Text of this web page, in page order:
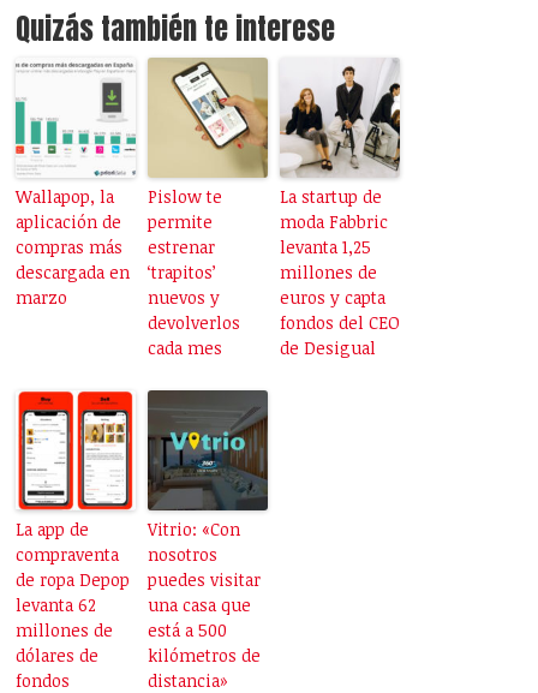
Quizás también te interese
Wallapop, la
aplicación de
compras más
descargada en
marzo
Pislow te
permite
estrenar
‘trapitos’
nuevos y
devolverlos
cada mes
La startup de
moda Fabbric
levanta 1,25
millones de
euros y capta
fondos del CEO
de Desigual
La app de
compraventa
de ropa Depop
levanta 62
millones de
dólares de
fondos
Vitrio: «Con
nosotros
puedes visitar
una casa que
está a 500
kilómetros de
distancia»